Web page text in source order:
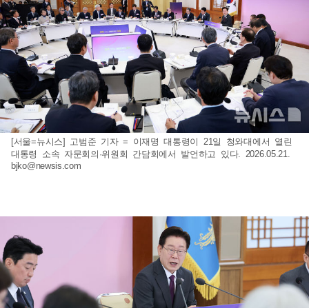
[서울=뉴시스] 고범준 기자 = 이재명 대통령이 21일 청와대에서 열린
대통령 소속 자문회의·위원회 간담회에서 발언하고 있다. 2026.05.21.
bjko@newsis.com